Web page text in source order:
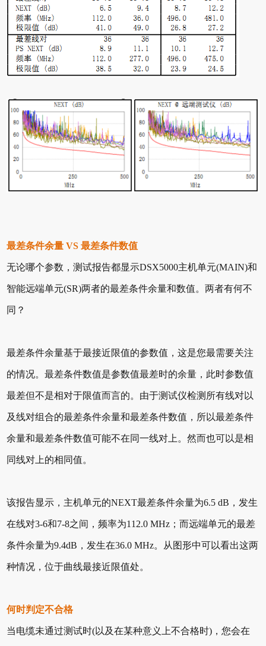
最差条件余量 VS 最差条件数值
无论哪个参数，测试报告都显示DSX5000主机单元(MAIN)和
智能远端单元(SR)两者的最差条件余量和数值。两者有何不
同？
最差条件余量基于最接近限值的参数值，这是您最需要关注
的情况。最差条件数值是参数值最差时的余量，此时参数值
最差但不是相对于限值而言的。由于测试仪检测所有线对以
及线对组合的最差条件余量和最差条件数值，所以最差条件
余量和最差条件数值可能不在同一线对上。然而也可以是相
同线对上的相同值。
该报告显示，主机单元的NEXT最差条件余量为6.5 dB，发生
在线对3-6和7-8之间，频率为112.0 MHz；而远端单元的最差
条件余量为9.4dB，发生在36.0 MHz。从图形中可以看出这两
种情况，位于曲线最接近限值处。
何时判定不合格
当电缆未通过测试时(以及在某种意义上不合格时)，您会在